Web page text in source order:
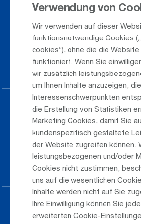
Verwendung von
Wir verwenden auf dieser
funktionsnotwendige Cookies
cookies”), ohne die die Website
funktioniert. Wenn Sie
wir zusätzlich
um Ihnen Inhalte anzuzeigen,
Interessenschwerpunkten
die Erstellung von Statistiken
Marketing Cookies, damit Sie
kundenspezifisch gestaltete
der Website zugreifen können.
leistungsbezogenen und/oder
Cookies nicht zustimmen,
uns auf die wesentlichen
Inhalte werden nicht auf Sie
Ihre Einwilligung können Sie
erweiterten Cookie-
Ankunft / Abflug
Saisonflugplan
Webcam
Anreise
Parken am Airport
Öffentlicher Verkehr
Taxi & Shuttle Transfer
Jobs & Karriere
Presse